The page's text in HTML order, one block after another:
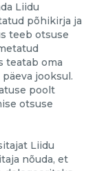
Liidu
põhikirja ja
teeb otsuse
teatab oma
jooksul.
poolt
otsuse
Liidu
nõuda, et